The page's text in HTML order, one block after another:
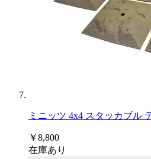
ミニッツ 4x4 スタッカブル
￥8,800
在庫あり